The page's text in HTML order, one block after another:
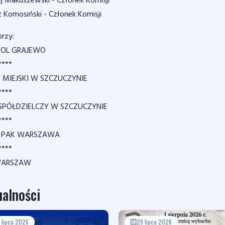
Komosiński - Członek Komisji
GRAJEWO
W SZCZUCZYNIE
W SZCZUCZYNIE
WARSZAWA
lipca 2026 29 lipca 2026